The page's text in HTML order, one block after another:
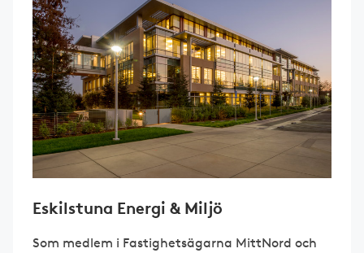
Eskilstuna Energi & Miljö
Som medlem i Fastighetsägarna MittNord och